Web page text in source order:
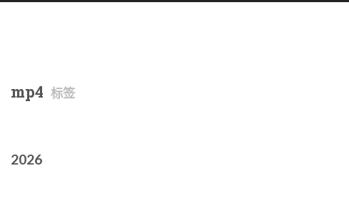
mp4 标签
2026